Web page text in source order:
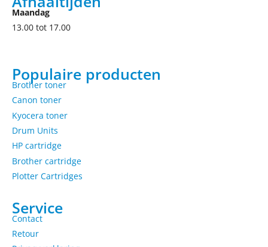
Maandag
13.00 tot 17.00
Populaire producten
Brother toner
Canon toner
Kyocera toner
Drum Units
HP cartridge
Brother cartridge
Plotter Cartridges
Service
Contact
Retour